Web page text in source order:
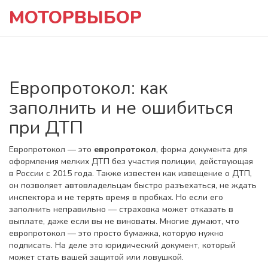
МОТОРВЫБОР
Европротокол: как
заполнить и не ошибиться
при ДТП
Европротокол — это европротокол, форма документа для
оформления мелких ДТП без участия полиции, действующая
в России с 2015 года. Также известен как извещение о ДТП,
он позволяет автовладельцам быстро разъехаться, не ждать
инспектора и не терять время в пробках. Но если его
заполнить неправильно — страховка может отказать в
выплате, даже если вы не виноваты. Многие думают, что
европротокол — это просто бумажка, которую нужно
подписать. На деле это юридический документ, который
может стать вашей защитой или ловушкой.